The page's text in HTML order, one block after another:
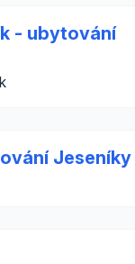
- ubytování
Jeseníky